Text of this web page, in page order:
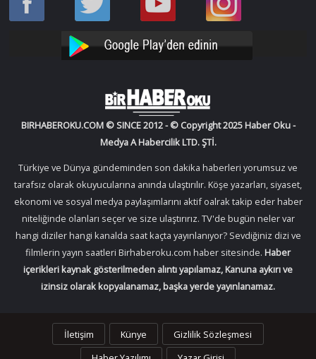
Oku
Oku
Haber
YouTube
Haber
Instagram
BIRHABEROKU.COM © SINCE 2012 - © Copyright 2025 Haber Oku -
Medya A Habercilik LTD. ŞTİ.
Türkiye ve Dünya gündeminden son dakika haberleri yorumsuz ve
tarafsız olarak okuyucularına anında ulaştırılır. Köşe yazarları, siyaset,
ekonomi ve sosyal medya paylaşımlarını aktif oalrak takip eder haber
niteliğinde olanları seçer ve size ulaştırırız. TV'de bugün neler var
hangi diziler hangi kanalda saat kaçta yayınlanıyor? Sevdiğiniz dizi ve
filmlerin yayın saatleri Birhaberoku.com haber sitesinde. Haber
içerikleri kaynak gösterilmeden alıntı yapılamaz, Kanuna aykırı ve
izinsiz olarak kopyalanamaz, başka yerde yayınlanamaz.
İletişim Künye
Gizlilik Sözleşmesi